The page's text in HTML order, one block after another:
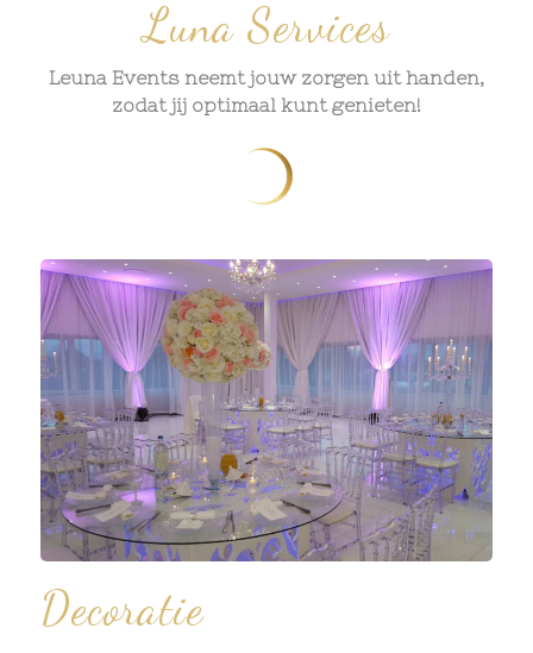
Luna Services
Leuna Events neemt jouw zorgen uit handen,
zodat jij optimaal kunt genieten!
Decoratie